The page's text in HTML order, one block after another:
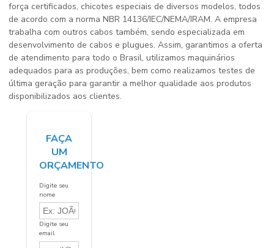
força certificados, chicotes especiais de diversos modelos, todos
de acordo com a norma NBR 14136/IEC/NEMA/IRAM. A empresa
trabalha com outros cabos também, sendo especializada em
desenvolvimento de cabos e plugues. Assim, garantimos a oferta
de atendimento para todo o Brasil, utilizamos maquinários
adequados para as produções, bem como realizamos testes de
última geração para garantir a melhor qualidade aos produtos
disponibilizados aos clientes.
FAÇA
UM
ORÇAMENTO
Digite seu
nome
Digite seu
email